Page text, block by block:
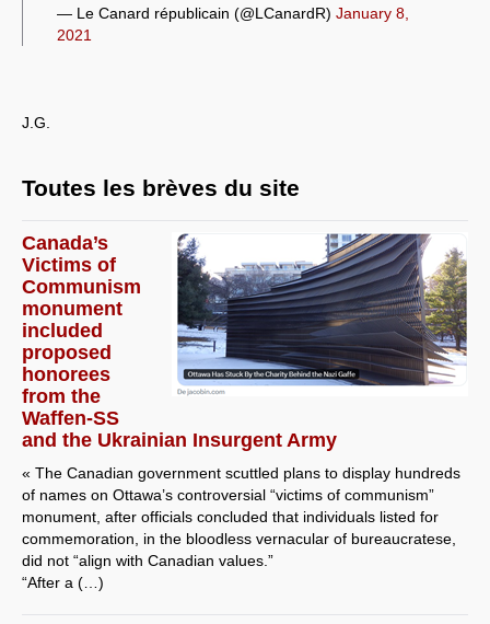
— Le Canard républicain (@LCanardR) January 8,
2021
J.G.
Toutes les brèves du site
Canada’s
Victims of
Communism
monument
included
proposed
honorees
from the
Waffen-SS
and the Ukrainian Insurgent Army
« The Canadian government scuttled plans to display hundreds
of names on Ottawa’s controversial “victims of communism”
monument, after officials concluded that individuals listed for
commemoration, in the bloodless vernacular of bureaucratese,
did not “align with Canadian values.”
“After a (…)